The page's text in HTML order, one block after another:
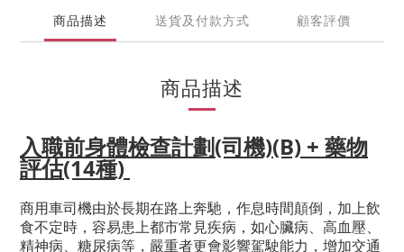
商品描述 送貨及付款方式 顧客評價
商品描述
入職前身體檢查計劃(司機)(B) + 藥物
評估(14種)
商用車司機由於長期在路上奔馳，作息時間顛倒，加上飲
食不定時，容易患上都市常見疾病，如心臟病、高血壓、
精神病、糖尿病等，嚴重者更會影響駕駛能力，增加交通